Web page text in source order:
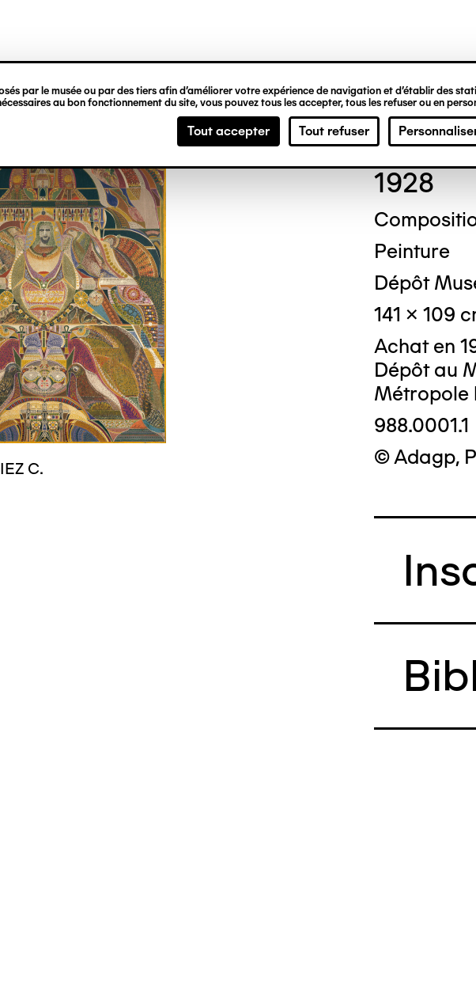
par le musée ou par des tiers afin d’améliorer votre expérience de navigation et d’établir des
au bon fonctionnement du site, vous pouvez tous les accepter, tous les refuser ou en
Tout accepter Tout refuser
C.
1928
Peinture
Dépôt
141 x 109
Achat en
Dépôt au
Métropole
988.0001.1
© Adagp,